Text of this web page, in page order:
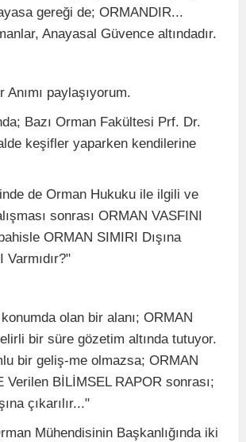
gereği de; ORMANDIR...
Anayasal Güvence altındadır.
paylaşıyorum.
Bazı Orman Fakültesi Prf. Dr.
keşifler yaparken kendilerine
de Orman Hukuku ile ilgili ve
sonrası ORMAN VASFINI
ORMAN SIMIRI Dışına
Varmıdır?"
olan bir alanı; ORMAN
bir süre gözetim altında tutuyor.
bir geliş-me olmazsa; ORMAN
Verilen BİLİMSEL RAPOR sonrası;
çıkarılır..."
Mühendisinin Başkanlığında iki